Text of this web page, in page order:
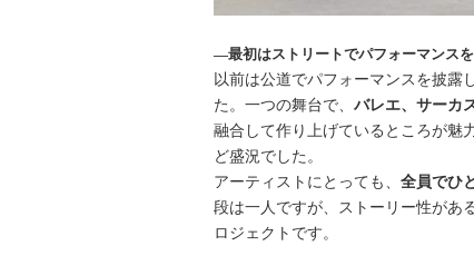
―最初はストリートでパフォーマンス
以前は公道でパフォーマンスを披露
た。一つの舞台で、 バレエ、サーカ
融合して作り上げているところが魅
ど盛況でした。
アーティストにとっても、 全員でひ
段は一人ですが、ストーリー性があ
ロジェクトです。